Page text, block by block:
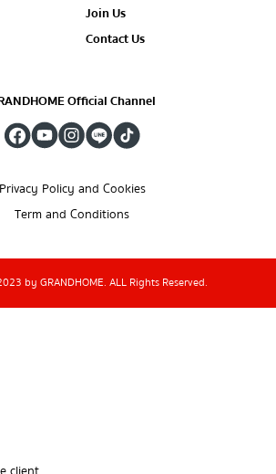
Join Us
Contact Us
Official Channel
Privacy Policy and Cookies
Term and Conditions
by GRANDHOME. ALL Rights Reserved.